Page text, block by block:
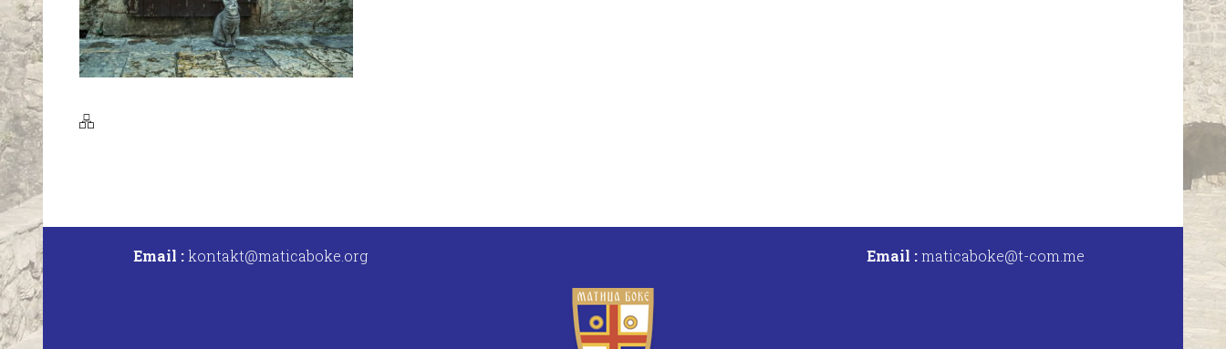
Email :kontakt@maticaboke.org Email :maticaboke@t-com.me